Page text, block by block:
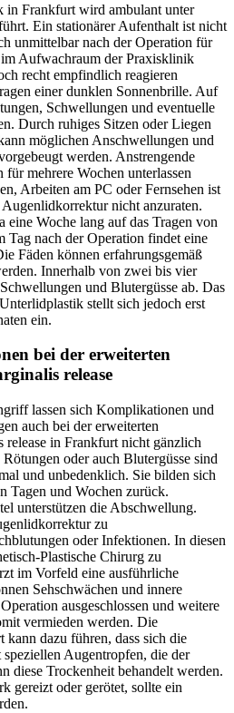
in Frankfurt wird ambulant unter
Ein stationärer Aufenthalt ist nicht
unmittelbar nach der Operation für
Aufwachraum der Praxisklinik
recht empfindlich reagieren
einer dunklen Sonnenbrille. Auf
Schwellungen und eventuelle
Durch ruhiges Sitzen oder Liegen
möglichen Anschwellungen und
werden. Anstrengende
mehrere Wochen unterlassen
Arbeiten am PC oder Fernsehen ist
nicht anzuraten.
eine Woche lang auf das Tragen von
nach der Operation findet eine
Fäden können erfahrungsgemäß
Innerhalb von zwei bis vier
und Blutergüsse ab. Das
stellt sich jedoch erst
ein.
bei der erweiterten
release
lassen sich Komplikationen und
auch bei der erweiterten
in Frankfurt nicht gänzlich
oder auch Blutergüsse sind
und unbedenklich. Sie bilden sich
Tagen und Wochen zurück.
unterstützen die Abschwellung.
zu
oder Infektionen. In diesen
Plastische Chirurg zu
im Vorfeld eine ausführliche
Sehschwächen und innere
ausgeschlossen und weitere
vermieden werden. Die
dazu führen, dass sich die
Augentropfen, die der
diese Trockenheit behandelt werden.
gereizt oder gerötet, sollte ein